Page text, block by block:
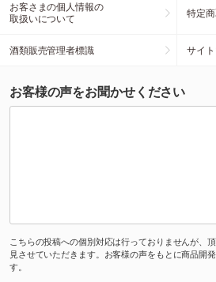
お客さまの個人情報の
取扱いについて
特定
酒類販売管理者標識 サイ
お客様の声をお聞かせください
こちらの投稿への個別対応は行っておりませんが、
見させていただきます。お客様の声をもとに商品開
す。